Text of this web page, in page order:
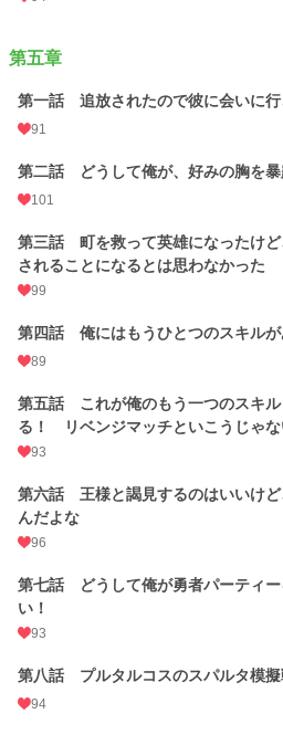
第五章
第一話 追放されたので彼に会いに行
91
第二話 どうして俺が、好みの胸を暴
101
第三話 町を救って英雄になったけ
されることになるとは思わなかった
99
第四話 俺にはもうひとつのスキルが
89
第五話 これが俺のもう一つのスキ
る！ リベンジマッチといこうじゃな
93
第六話 王様と謁見するのはいいけ
んだよな
96
第七話 どうして俺が勇者パーティ
い！
93
第八話 プルタルコスのスパルタ模擬
94